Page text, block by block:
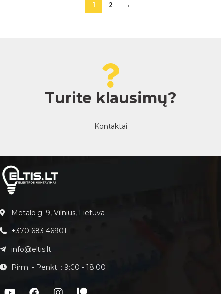
1 2 →
Turite klausimų?
Kontaktai
Metalo g. 9, Vilnius, Lietuva
+370 683 46901
info@eltis.lt
Pirm. - Penkt. : 9:00 - 18:00